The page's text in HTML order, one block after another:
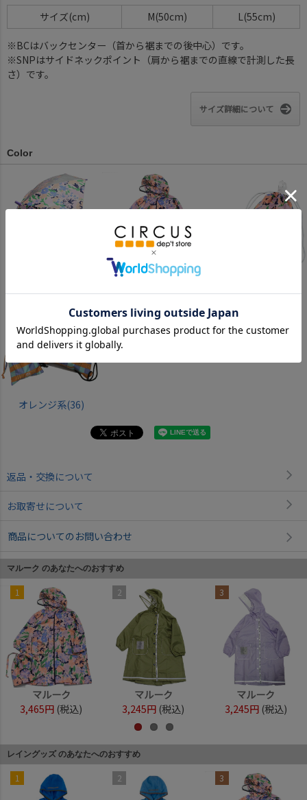
サイズ M(50cm) L(55cm)
※BCはバックセンター（首から裾までの後中心）です。
※SNPはサイドネックポイント（肩から裾までの直線で計測した長
さ）です。
サイズ詳細について
Color
オレンジ系(36)
返品・交換について
お取寄せについて
商品についてのお問い合わせ
マルーク のあなたへのおすすめ
1
マルーク
3,465円 (税込)
2
マルーク
3,245円 (税込)
3
マルーク
3,245円 (税込)
レイングッズ のあなたへのおすすめ
1 2 3